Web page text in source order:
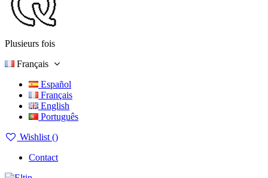
Plusieurs fois
Français
Español
Français
English
Português
Wishlist ()
Contact